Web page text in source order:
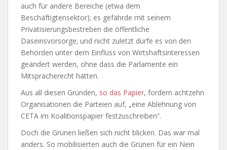
auch für andere Bereiche (etwa dem
Beschäftigtensektor); es gefährde mit seinem
Privatisierungsbestreben die öffentliche
Daseinsvorsorge; und nicht zuletzt dürfe es von den
Behörden unter dem Einfluss von Wirtshaftsinteressen
geändert werden, ohne dass die Parlamente ein
Mitspracherecht hätten.
Aus all diesen Gründen, so das Papier, fordern achtzehn
Organisationen die Parteien auf, „eine Ablehnung von
CETA im Koalitionspapier festzuschreiben“.
Doch die Grünen ließen sich nicht blicken. Das war mal
anders. So mobilisierten auch die Grünen für ein Nein